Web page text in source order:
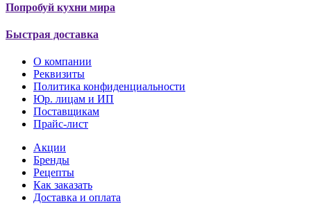
Попробуй кухни мира
Быстрая доставка
О компании
Реквизиты
Политика конфиденциальности
Юр. лицам и ИП
Поставщикам
Прайс-лист
Акции
Бренды
Рецепты
Как заказать
Доставка и оплата